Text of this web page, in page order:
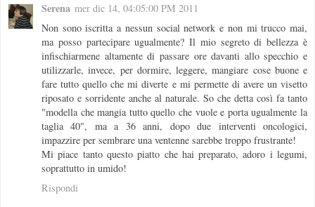
Serena mer dic 14, 04:05:00 PM 2011
Non sono iscritta a nessun social network e non mi trucco mai,
ma posso partecipare ugualmente? Il mio segreto di bellezza è
infischiarmene altamente di passare ore davanti allo specchio e
utilizzarle, invece, per dormire, leggere, mangiare cose buone e
fare tutto quello che mi diverte e mi permette di avere un visetto
riposato e sorridente anche al naturale. So che detta così fa tanto
"modella che mangia tutto quello che vuole e porta ugualmente la
taglia 40", ma a 36 anni, dopo due interventi oncologici,
impazzire per sembrare una ventenne sarebbe troppo frustrante!
Mi piace tanto questo piatto che hai preparato, adoro i legumi,
soprattutto in umido!
Rispondi